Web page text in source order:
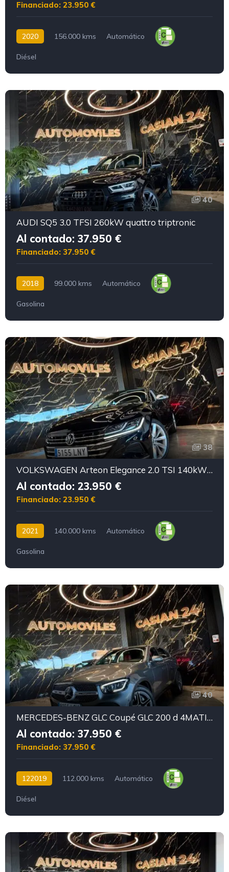
Financiado: 23.950 €
2020 156.000 kms Automático
Diésel
40
AUDI SQ5 3.0 TFSI 260kW quattro triptronic
Al contado: 37.950 €
Financiado: 37.950 €
2018 99.000 kms Automático
Gasolina
38
VOLKSWAGEN Arteon Elegance 2.0 TSI 140kW 190CV DSG
Al contado: 23.950 €
Financiado: 23.950 €
2021 140.000 kms Automático
Gasolina
40
MERCEDES-BENZ GLC Coupé GLC 200 d 4MATIC AMG Motor mercedes con CADENA
Al contado: 37.950 €
Financiado: 37.950 €
122019 112.000 kms Automático
Diésel